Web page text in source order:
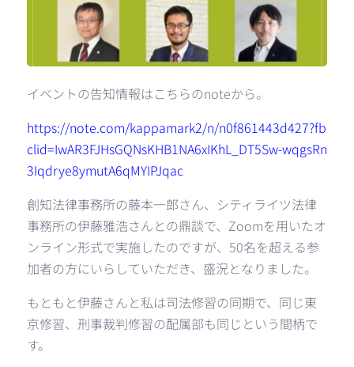
イベントの告知情報はこちらのnoteから。
https://note.com/kappamark2/n/n0f861443d427?fb
clid=IwAR3FJHsGQNsKHB1NA6xIKhL_DT5Sw-wqgsRn
3Iqdrye8ymutA6qMYIPJqac
創知法律事務所の藤本一郎さん、シティライツ法律
事務所の伊藤雅浩さんとの鼎談で、Zoomを用いたオ
ンライン形式で実施したのですが、50名を超える参
加者の方にいらしていただき、盛況となりました。
もともと伊藤さんと私は司法修習の同期で、同じ東
京修習、刑事裁判修習の配属部も同じという間柄で
す。